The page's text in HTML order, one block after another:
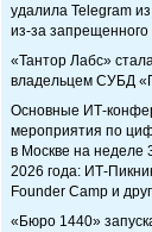
удалила Telegram
из-за запрещенного
«Тантор Лабс»
владельцем СУБД
Основные ИТ-
мероприятия по
в Москве на неделе
2026 года: ИТ-
Founder Camp и
«Бюро 1440»